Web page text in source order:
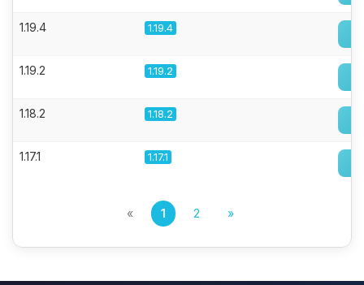
1.19.4 1.19.4
1.19.2 1.19.2
1.18.2 1.18.2
1.17.1 1.17.1
« 1 2 »